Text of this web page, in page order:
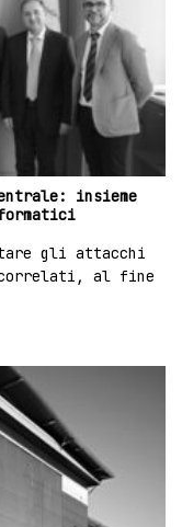
insieme
gli attacchi
al fine